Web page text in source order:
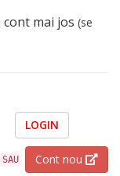
mai jos (se
LOGIN
SAU Cont nou